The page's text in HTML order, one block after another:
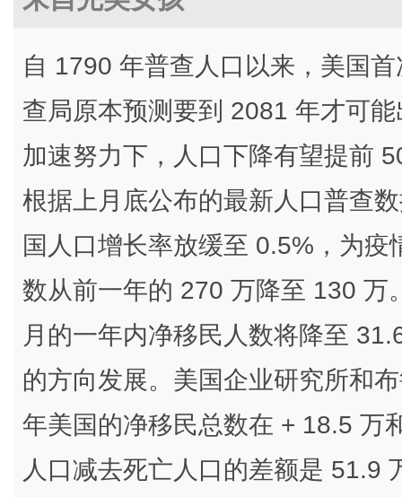
自 1790 年普查人口以来，美国
查局原本预测要到 2081 年才可
加速努力下，人口下降有望提前
根据上月底公布的最新人口普查
国人口增长率放缓至 0.5%，为
数从前一年的 270 万降至 130
月的一年内净移民人数将降至
的方向发展。美国企业研究所和
年美国的净移民总数在 + 18.5 万
人口减去死亡人口的差额是 51.9